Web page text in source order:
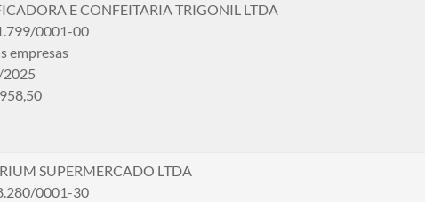
E CONFEITARIA TRIGONIL LTDA
0001-00
empresas
SUPERMERCADO LTDA
0001-30